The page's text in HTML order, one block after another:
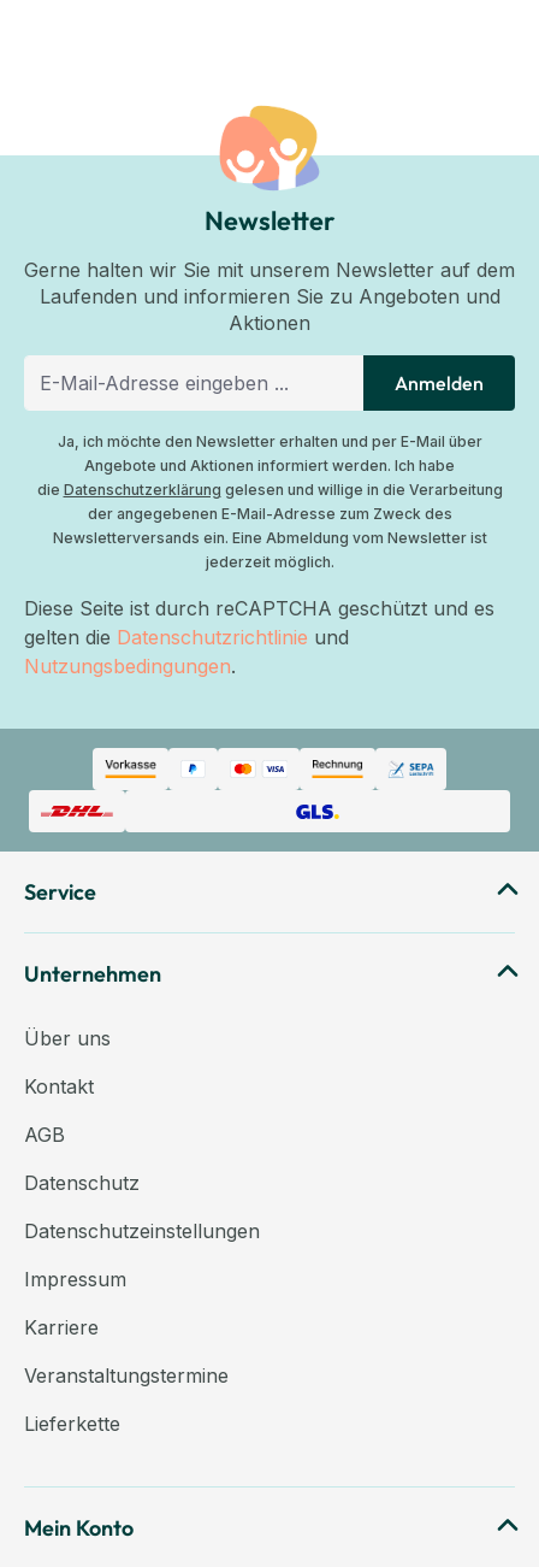
Newsletter
Gerne halten wir Sie mit unserem Newsletter auf dem
Laufenden und informieren Sie zu Angeboten und
Aktionen
Anmelden
Ja, ich möchte den Newsletter erhalten und per E-Mail über
Angebote und Aktionen informiert werden. Ich habe
die Datenschutzerklärung gelesen und willige in die Verarbeitung
der angegebenen E-Mail-Adresse zum Zweck des
Newsletterversands ein. Eine Abmeldung vom Newsletter ist
jederzeit möglich.
Diese Seite ist durch reCAPTCHA geschützt und es
gelten die Datenschutzrichtlinie und
Nutzungsbedingungen.
Service
Unternehmen
Über uns
Kontakt
AGB
Datenschutz
Datenschutzeinstellungen
Impressum
Karriere
Veranstaltungstermine
Lieferkette
Mein Konto